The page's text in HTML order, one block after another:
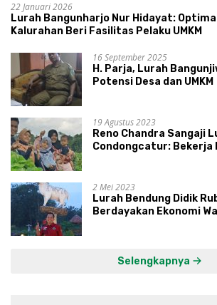
22 Januari 2026
Lurah Bangunharjo Nur Hidayat:
Kalurahan Beri Fasilitas Pelaku UMKM
16 September 2025
H. Parja, Lurah
Potensi Desa dan UMKM
19 Agustus 2023
Reno Chandra Sangaji
Condongcatur: Bekerja
2 Mei 2023
Lurah Bendung Didik
Berdayakan Ekonomi
Selengkapnya